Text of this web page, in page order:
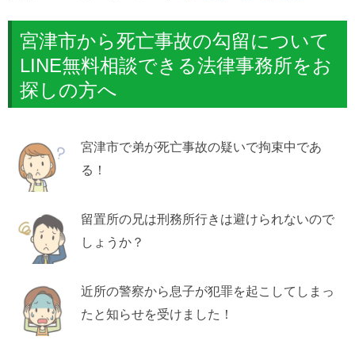
宮津市から死亡事故の勾留について
LINE無料相談できる法律事務所をお
探しの方へ
宮津市で弟が死亡事故の疑いで拘束中であ
る！
留置所の兄は刑務所行きは避けられないので
しょうか？
近所の警察から息子が犯罪を起こしてしまっ
たと知らせを受けました！